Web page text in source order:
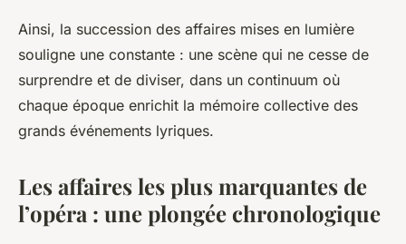
Ainsi, la succession des affaires mises en lumière
souligne une constante : une scène qui ne cesse de
surprendre et de diviser, dans un continuum où
chaque époque enrichit la mémoire collective des
grands événements lyriques.
Les affaires les plus marquantes de
l’opéra : une plongée chronologique